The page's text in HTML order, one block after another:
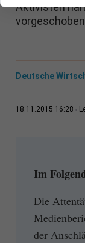
Aktivisten
Deutsche
18.11.2015 16:28
Im
Die
der